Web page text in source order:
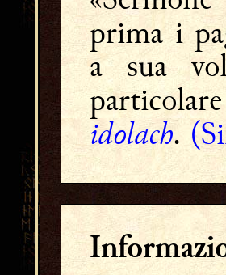
prima i
a sua
idolach.